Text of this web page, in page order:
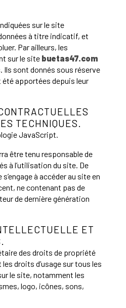
sur le site
à titre indicatif, et
Par ailleurs, les
sur le site buetas47.com
sont donnés sous réserve
apportées depuis leur
TECHNIQUES.
JavaScript.
être tenu responsable de
à l’utilisation du site. De
à accéder au site en
ne contenant pas de
de dernière génération
ET
des droits de propriété
droits d’usage sur tous les
le site, notamment les
logo, icônes, sons,